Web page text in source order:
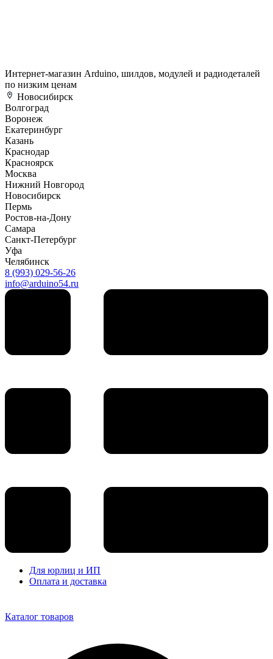
Интернет-магазин Arduino, шилдов, модулей и радиодеталей
по низким ценам
Новосибирск
Волгоград
Воронеж
Екатеринбург
Казань
Краснодар
Красноярск
Москва
Нижний Новгород
Новосибирск
Пермь
Ростов-на-Дону
Самара
Санкт-Петербург
Уфа
Челябинск
8 (993) 029-56-26
info@arduino54.ru
Для юрлиц и ИП
Оплата и доставка
Каталог товаров